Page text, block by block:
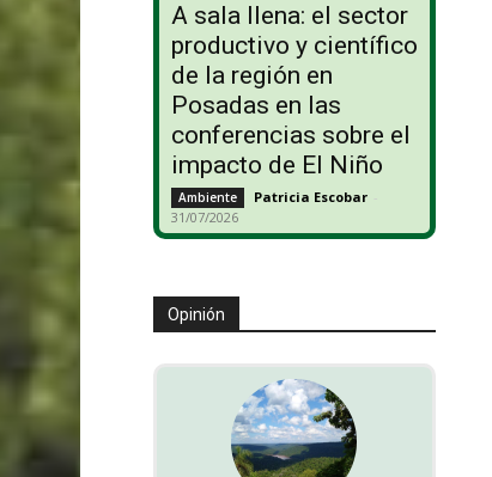
A sala llena: el sector
productivo y científico
de la región en
Posadas en las
conferencias sobre el
impacto de El Niño
Ambiente Patricia Escobar -
31/07/2026
Opinión